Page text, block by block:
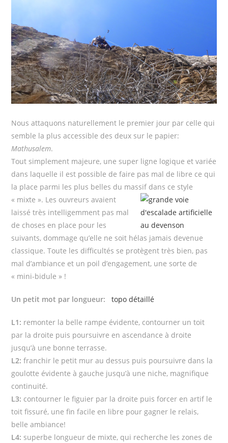
Nous attaquons naturellement le premier jour par celle qui
semble la plus accessible des deux sur le papier:
Mathusalem.
Tout simplement majeure, une super ligne logique et variée
dans laquelle il est possible de faire pas mal de libre ce qui
la place parmi les plus belles du massif dans ce style
« mixte ». Les ouvreurs avaient
laissé très intelligemment pas mal
de choses en place pour les
suivants, dommage qu’elle ne soit hélas jamais devenue
classique. Toute les difficultés se protègent très bien, pas
mal d’ambiance et un poil d’engagement, une sorte de
« mini-bidule » !
Un petit mot par longueur: topo détaillé
L1: remonter la belle rampe évidente, contourner un toit
par la droite puis poursuivre en ascendance à droite
jusqu’à une bonne terrasse.
L2: franchir le petit mur au dessus puis poursuivre dans la
goulotte évidente à gauche jusqu’à une niche, magnifique
continuité.
L3: contourner le figuier par la droite puis forcer en artif le
toit fissuré, une fin facile en libre pour gagner le relais,
belle ambiance!
L4: superbe longueur de mixte, qui recherche les zones de